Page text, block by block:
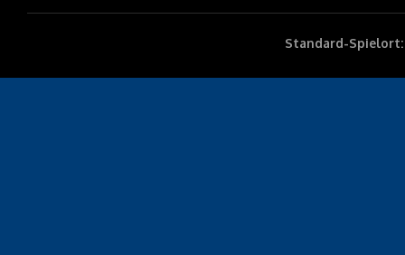
Standard-Spielort: